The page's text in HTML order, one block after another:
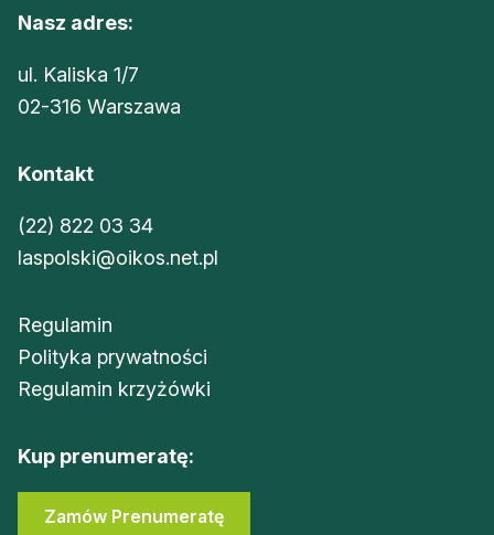
Nasz adres:
ul. Kaliska 1/7
02-316 Warszawa
Kontakt
(22) 822 03 34
laspolski@oikos.net.pl
Regulamin
Polityka prywatności
Regulamin krzyżówki
Kup prenumeratę:
Zamów Prenumeratę